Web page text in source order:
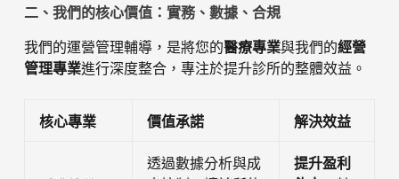
二、我們的核心價值：實務、數據、合規
我們的運營管理輔導，是將您的醫療專業與我們的經營
管理專業進行深度整合，專注於提升診所的整體效益。
核心專業 價值承諾 解決效益
透過數據分析與成
提升盈利